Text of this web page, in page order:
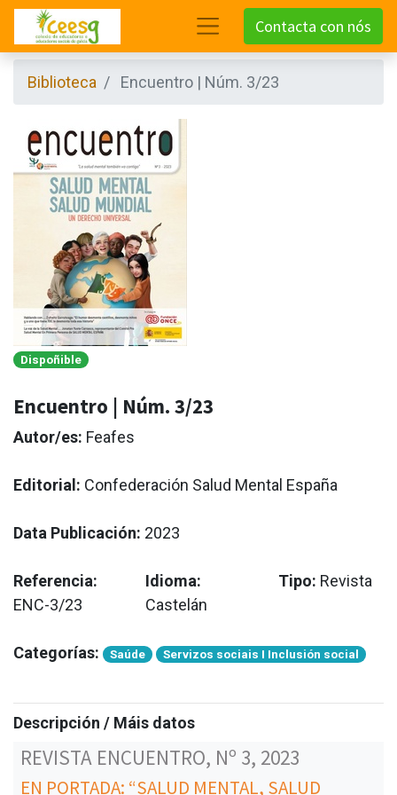
Contacta con nós
Biblioteca Encuentro | Núm. 3/23
Dispoñible
Encuentro | Núm. 3/23
Autor/es: Feafes
Editorial: Confederación Salud Mental España
Data Publicación: 2023
Referencia:
ENC-3/23
Idioma:
Castelán
Tipo: Revista
Categorías: Saúde Servizos sociais I Inclusión social
Descripción / Máis datos
REVISTA ENCUENTRO, Nº 3, 2023
EN PORTADA: “SALUD MENTAL, SALUD